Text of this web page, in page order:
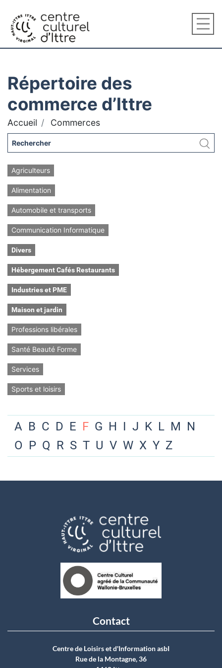
Répertoire des
commerce d’Ittre
Accueil Commerces
Agriculteurs
Alimentation
Automobile et transports
Communication Informatique
Divers
Hébergement Cafés Restaurants
Industries et PME
Maison et jardin
Professions libérales
Santé Beauté Forme
Services
Sports et loisirs
A B C D E F G H I J K L M N
O P Q R S T U V W X Y Z
Contact
Centre de Loisirs et d'Information asbI
Rue de la Montagne, 36